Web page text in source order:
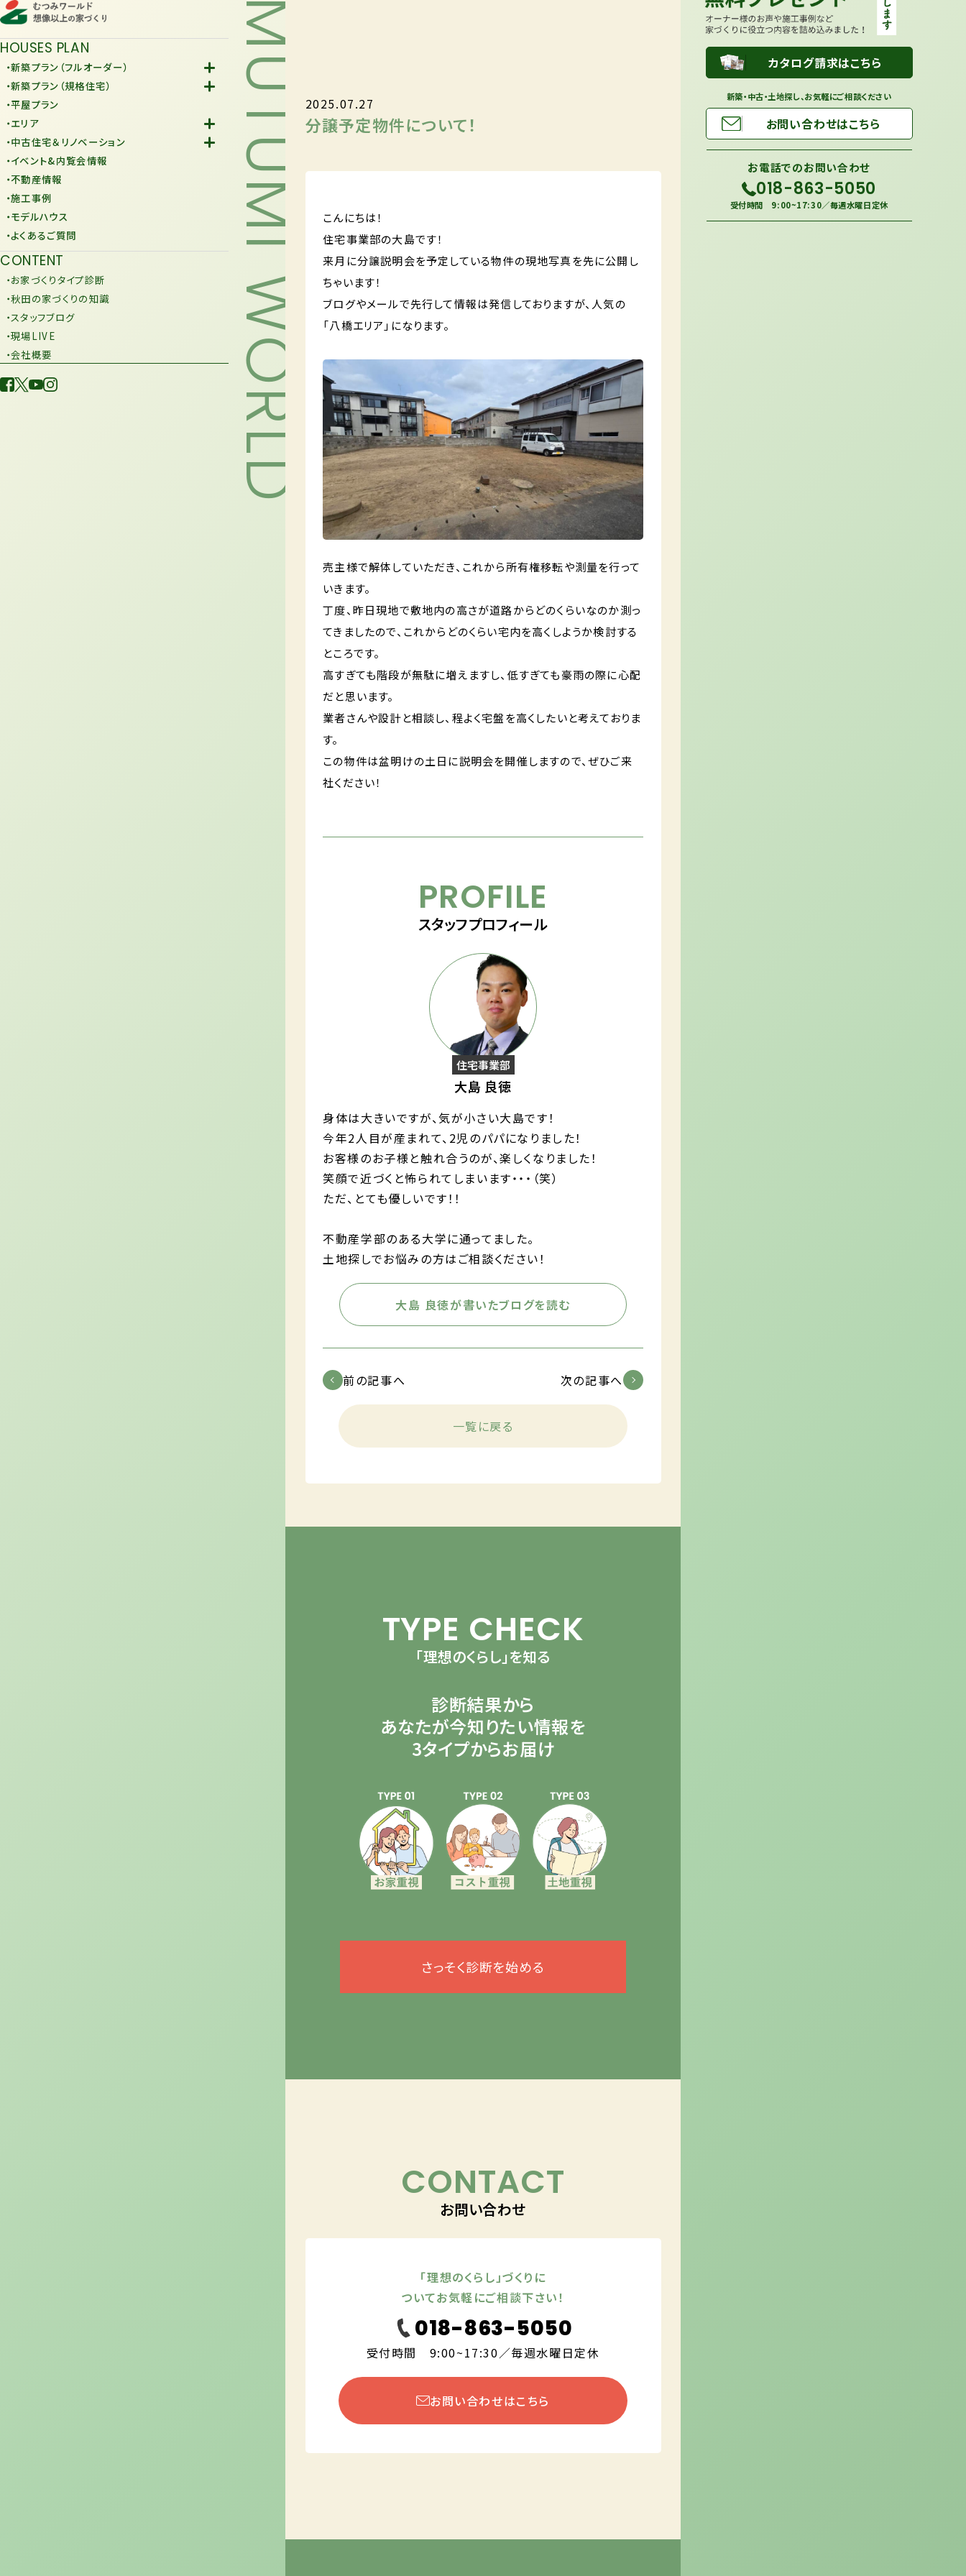
HOUSES PLAN
・新築プラン（フルオーダー）
-Fiore
・新築プラン（規格住宅）
-規格住宅
-KURAFIT
-JiU
・平屋プラン
・エリア
-潟上市
-由利本荘市
・中古住宅＆リノベーション
-中古住宅
-リノベーション
・イベント&内覧会情報
・不動産情報
・施工事例
・モデルハウス
・よくあるご質問
CONTENT
・お家づくりタイプ診断
・秋田の家づくりの知識
・スタッフブログ
・現場LIVE
・会社概要
MUTUMI WORLD カタログ請求はこちら
新築・中古・土地探し、お気軽にご相談ください
お問い合わせはこちら
お電話でのお問い合わせ
018-863-5050
受付時間 9:00~17:30／毎週水曜日定休
2025.07.27
分譲予定物件について！
こんにちは！
住宅事業部の大島です！
来月に分譲説明会を予定している物件の現地写真を先に公開し
ちゃいます！
ブログやメールで先行して情報は発信しておりますが、人気の
「八橋エリア」になります。
売主様で解体していただき、これから所有権移転や測量を行って
いきます。
丁度、昨日現地で敷地内の高さが道路からどのくらいなのか測っ
てきましたので、これからどのくらい宅内を高くしようか検討する
ところです。
高すぎても階段が無駄に増えますし、低すぎても豪雨の際に心配
だと思います。
業者さんや設計と相談し、程よく宅盤を高くしたいと考えておりま
す。
この物件は盆明けの土日に説明会を開催しますので、ぜひご来
社ください！
PROFILE
スタッフプロフィール
住宅事業部
大島 良徳
身体は大きいですが、気が小さい大島です！
今年2人目が産まれて、2児のパパになりました！
お客様のお子様と触れ合うのが、楽しくなりました！
笑顔で近づくと怖られてしまいます・・・（笑）
ただ、とても優しいです！！
不動産学部のある大学に通ってました。
土地探しでお悩みの方はご相談ください！
大島 良徳が書いたブログを読む
前の記事へ 次の記事へ
一覧に戻る
TYPE CHECK
「理想のくらし」を知る
診断結果から
あなたが今知りたい情報を
3タイプからお届け
さっそく診断を始める
CONTACT
お問い合わせ
「理想のくらし」づくりに
ついてお気軽にご相談下さい！
018-863-5050
受付時間 9:00~17:30／毎週水曜日定休
お問い合わせはこちら